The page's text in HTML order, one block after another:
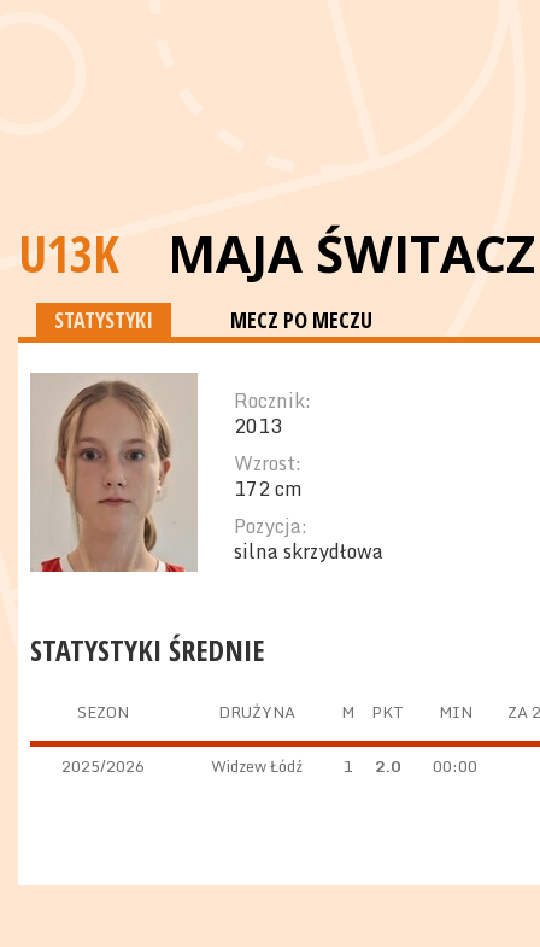
U13K MAJA ŚWITACZ
STATYSTYKI MECZ PO MECZU
Rocznik:
2013
Wzrost:
172 cm
Pozycja:
silna skrzydłowa
STATYSTYKI ŚREDNIE
SEZON DRUŻYNA M PKT MIN ZA 2
2025/2026 Widzew Łódź 1 2.0 00:00